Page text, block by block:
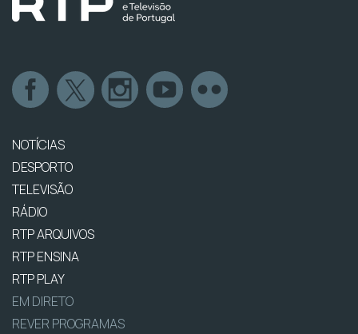
NOTÍCIAS
DESPORTO
TELEVISÃO
RÁDIO
RTP ARQUIVOS
RTP ENSINA
RTP PLAY
EM DIRETO
REVER PROGRAMAS